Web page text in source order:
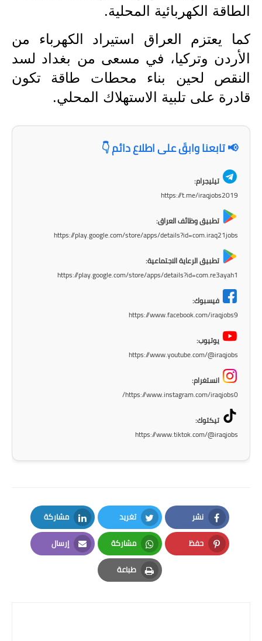
الطاقة الكهربائية المحلية.
كما يعتزم العراق استيراد الكهرباء من
الأردن وتركيا، في مسعى من بغداد لسد
النقص لحين بناء محطات طاقة تكون
قادرة على تلبية الاستهلاك المحلي.
📢 تابعنا وابقَ على اطلاع دائم 👇
تيليجرام:
https://t.me/iraqjobs2019
تطبيق وظائف العراق:
https://play.google.com/store/apps/details?id=com.iraq21jobs
تطبيق الرعاية الاجتماعية:
https://play.google.com/store/apps/details?id=com.re3ayah1
فيسبوك:
https://www.facebook.com/iraqjobs9
يوتيوب:
https://www.youtube.com/@iraqjobs
انستغرام:
https://www.instagram.com/iraqjobs0/
تيكتوك:
https://www.tiktok.com/@iraqjobs
نشر
Facebook
تغريد
Twitter
مشاركة
LinkedIn
حفظ
Pinterest
مشاركة
Whatsapp
إرسال
Email
طباعة
Print